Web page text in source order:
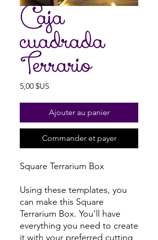
Caja
cuadrada
Terrario
5,00 $US
Ajouter au panier
Commander et payer
Square Terrarium Box
Using these templates, you
can make this Square
Terrarium Box. You'll have
everything you need to create
it with your preferred cutting